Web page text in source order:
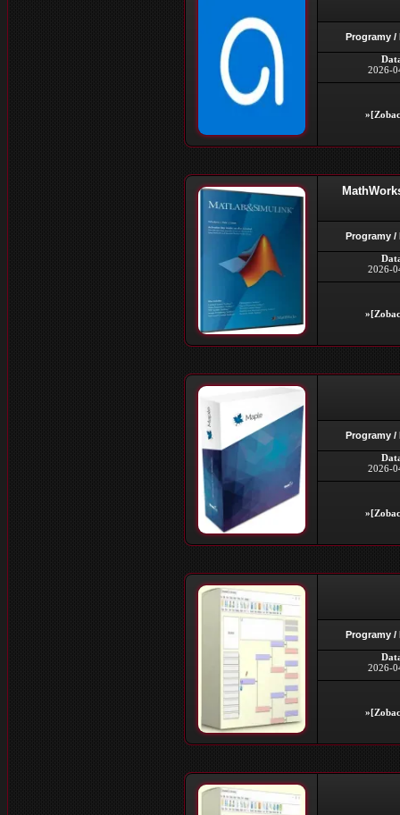
Programy /
2026-
Programy /
2026-
Programy /
2026-
Programy /
2026-